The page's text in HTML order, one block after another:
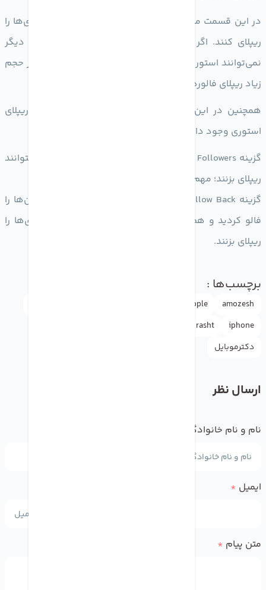
در این قسمت می‌بینید که فالورهای شما می‌توانند استوری‌ها را
ریپلای کنند. اگر بر روی گزینه‌ی «off» کلیک کنید، آن‌ها دیگر
نمی‌توانند استوری شما را ریپلای کنند و بدین ترتیب شما از حجم
زیاد ریپلای فالورهایتان خلاص می‌شوید.
همچنین در این قسمت تنظیمات دیگری نیز مربوط به ریپلای
استوری وجود دارد که بدین شرح است:
گزینه Your Followers : تمام کسانی که شما را فالو کردند بتوانند
ریپلای بزنند؛ مهم نیست شما آن‌ها را فالو کردید یا خیر.
گزینه Followers You Follow Back : افرادی که هم شما آن‌ها را
فالو کردید و هم آن‌ها شما را فالو کردند بتوانند استوری‌ها را
ریپلای بزنند.
برچسب‌ها :
amozesh
Apple
iphone
rasht
دکترموبایل
ارسال نظر
نام و نام خانوادگی
ایمیل *
متن پیام *